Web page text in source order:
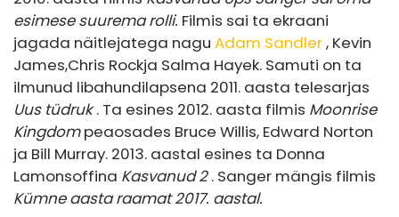
esimese suurema rolli. Filmis sai ta ekraani
jagada näitlejatega nagu Adam Sandler, Kevin
James,Chris Rockja Salma Hayek. Samuti on ta
ilmunud libahundilapsena 2011. aasta telesarjas
Uus tüdruk. Ta esines 2012. aasta filmis Moonrise
Kingdompeaosades Bruce Willis, Edward Norton
ja Bill Murray. 2013. aastal esines ta Donna
Lamonsoffina Kasvanud 2. Sanger mängis filmis
Kümne aasta raamat 2017. aastal.